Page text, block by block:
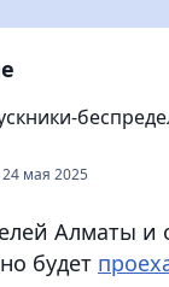
мая 2025
Алматы и
будет